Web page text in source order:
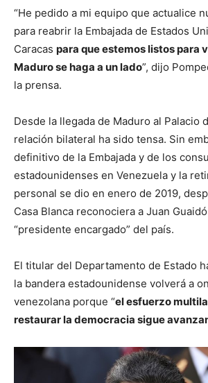
“He pedido a mi equipo que actualice
para reabrir la Embajada de Estados
Caracas para que estemos listos para
Maduro se haga a un lado”, dijo
la prensa.
Desde la llegada de Maduro al Palacio
relación bilateral ha sido tensa. Sin
definitivo de la Embajada y de los
estadounidenses en Venezuela y la
personal se dio en enero de 2019,
Casa Blanca reconociera a Juan
“presidente encargado” del país.
El titular del Departamento de Estado
la bandera estadounidense volverá a
venezolana porque “el esfuerzo
restaurar la democracia sigue